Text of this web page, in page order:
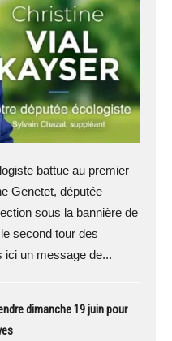
battue au premier
Genetet, députée
sous la bannière de
second tour des
un message de...
dimanche 19 juin pour